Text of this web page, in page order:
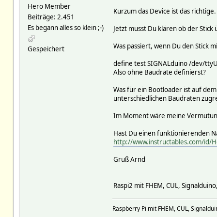
[ 4.489359] usbcore:
[ 4.489409] usbserial:
[ 4.491420] usbcore:
[ 4.491482] usbserial:
[ 4.495936] usb 1-1.2:
Hero Member
Beiträge: 2.451
Es begann alles so klein ;-)
Gespeichert
Kurzum das Device ist das richtige.
Jetzt musst Du klären ob der
Was passiert, wenn Du den Stick
define test SIGNALduino /dev/
Also ohne Baudrate definierst?
Was für ein Bootloader ist auf
unterschiedlichen Baudraten
Im Moment wäre meine
Hast Du einen funktionierenden
http://www.instructables.com/id/
Gruß Arnd
Raspi2 mit FHEM, CUL,
Raspberry Pi mit FHEM, CUL,